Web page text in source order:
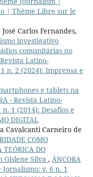
| Thème Libre sur le
Carlos Fernandes,
investigativo
comunitárias no
Latino-
n. 2 (2024): Imprensa e
e tablets na
- Revista Latino-
1 (2014): Desafios e
DIGITAL
Cavalcanti Carneiro de
COMO
TEÓRICA DO
Gislene Silva , ÂNCORA
v. 6 n. 1